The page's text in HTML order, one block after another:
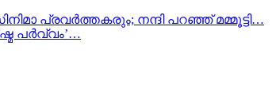
പ്രവർത്തകരും; നന്ദി പറഞ്ഞ് മമ്മൂട്ടി…
പർവ്വം’…